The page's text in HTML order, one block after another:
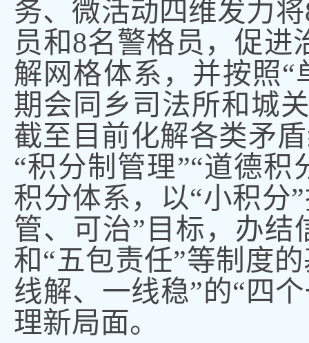
务、微活动四维发力将
员和8名警格员，促进
解网格体系，并按照“
期会同乡司法所和城
截至目前化解各类矛
“积分制管理”“道德积
积分体系，以“小积分
管、可治”目标，办结
和“五包责任”等制度
线解、一线稳”的“四
理新局面。